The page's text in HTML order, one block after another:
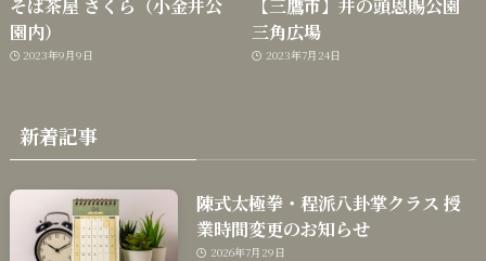
そば茶屋 さくら（小金井公
園内）
2023年9月9日
【三鷹市】井の頭恩賜公園
三角広場
2023年7月24日
新着記事
陳式太極拳・程派八卦掌クラス 授
業時間変更のお知らせ
2026年7月29日